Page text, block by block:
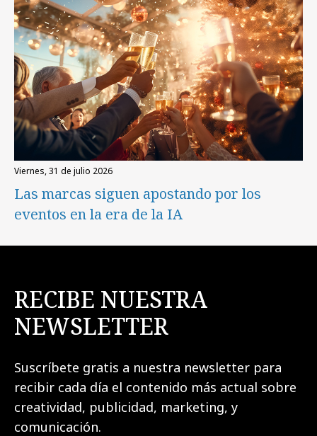
viernes, 31 de julio 2026
Las marcas siguen apostando por los
eventos en la era de la IA
RECIBE NUESTRA
NEWSLETTER
Suscríbete gratis a nuestra newsletter para
recibir cada día el contenido más actual sobre
creatividad, publicidad, marketing, y
comunicación.